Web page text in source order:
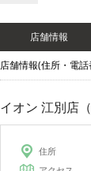
店舗情報
店舗情報(住所・電話
イオン 江別店
住所